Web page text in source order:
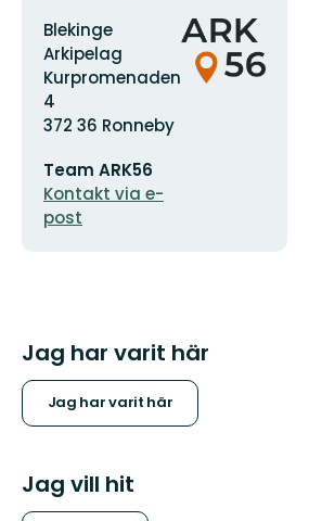
Adress
Blekinge
Arkipelag
Kurpromenaden
4
372 36 Ronneby
postadress
Team ARK56
Kontakt via e-
post
Organisationens
logotyp
Jag har varit här
Jag har varit här
Jag vill hit